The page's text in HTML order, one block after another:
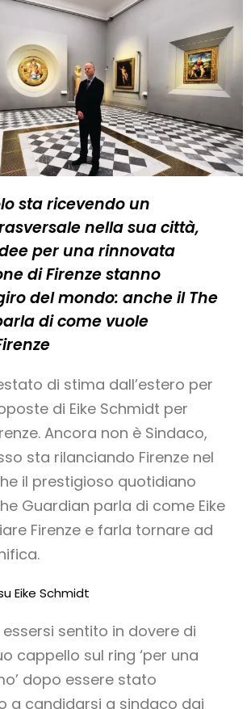
sta ricevendo un
nella sua città,
per una rinnovata
di Firenze stanno
del mondo: anche il The
di come vuole
di stima dall’estero per
di Eike Schmidt per
Ancora non è Sindaco,
sta rilanciando Firenze nel
il prestigioso quotidiano
Guardian parla di come Eike
Firenze e farla tornare ad
Eike Schmidt
sentito in dovere di
cappello sul ring ‘per una
dopo essere stato
a candidarsi a sindaco dai